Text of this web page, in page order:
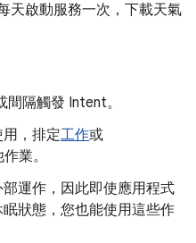
天啟動服務一次，下載天氣
隔觸發 Intent。
，排定工作或
業。
運作，因此即使應用程式
狀態，您也能使用這些作